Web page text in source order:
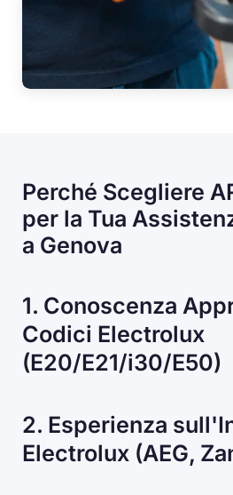
Perché Scegliere
per la Tua
a Genova
1. Conoscenza
Codici Electrolux
(E20/E21/i30/E50)
2. Esperienza
Electrolux (AEG,